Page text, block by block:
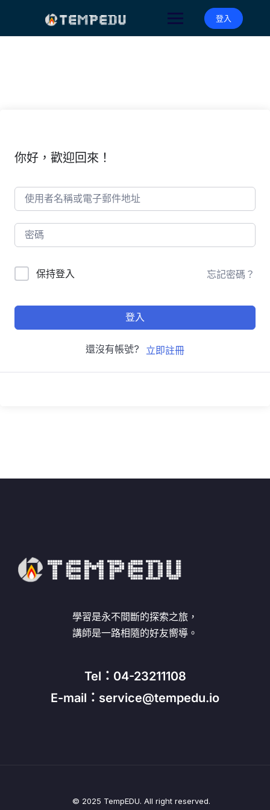
登入
你好，歡迎回來！
保持登入 忘記密碼？
登入
還沒有帳號? 立即註冊
學習是永不間斷的探索之旅，
講師是一路相隨的好友嚮導。
Tel：04-23211108
E-mail：service@tempedu.io
© 2025 TempEDU. All right reserved.